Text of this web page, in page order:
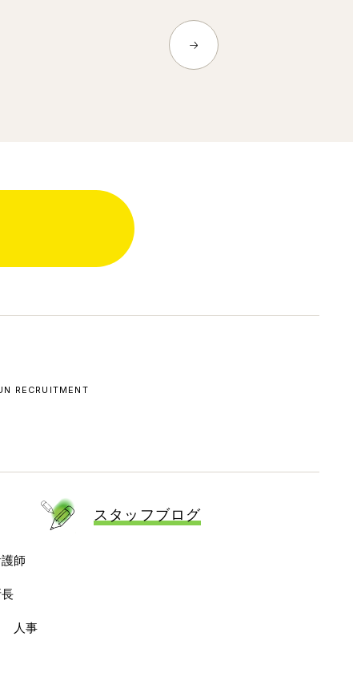
RECRUITMENT
師
人事
スタッフブログ